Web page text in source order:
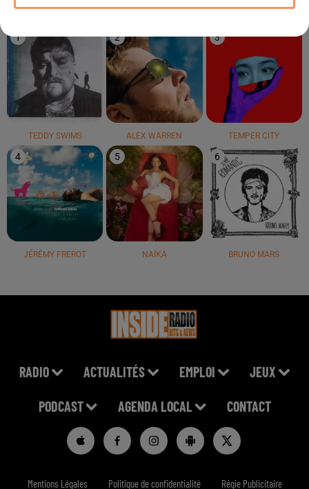
1
TEDDY SWIMS
2
ALEX WARREN
3
TEMPER CITY
4
JÉRÉMY FREROT
5
NAÏKA
6
BRUNO MARS
RADIO ACTUALITÉS EMPLOI JEUX
PODCAST AGENDA LOCAL CONTACT
Mentions Légales Politique de confidentialité Régie Publicitaire